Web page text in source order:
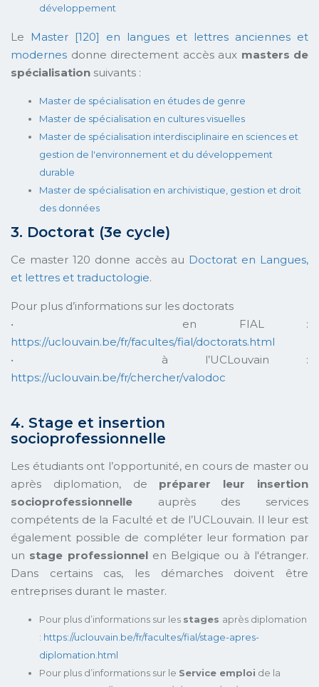
développement
Le Master [120] en langues et lettres anciennes et
modernes donne directement accès aux masters de
spécialisation suivants :
Master de spécialisation en études de genre
Master de spécialisation en cultures visuelles
Master de spécialisation interdisciplinaire en sciences et
gestion de l'environnement et du développement
durable
Master de spécialisation en archivistique, gestion et droit
des données
3. Doctorat (3e cycle)
Ce master 120 donne accès au Doctorat en Langues,
et lettres et traductologie.
Pour plus d’informations sur les doctorats
• en FIAL :
https://uclouvain.be/fr/facultes/fial/doctorats.html
• à l’UCLouvain :
https://uclouvain.be/fr/chercher/valodoc
4. Stage et insertion
socioprofessionnelle
Les étudiants ont l’opportunité, en cours de master ou
après diplomation, de préparer leur insertion
socioprofessionnelle auprès des services
compétents de la Faculté et de l’UCLouvain. Il leur est
également possible de compléter leur formation par
un stage professionnelen Belgique ou à l'étranger.
Dans certains cas, les démarches doivent être
entreprises durant le master.
Pour plus d’informations sur les stages après diplomation
: https://uclouvain.be/fr/facultes/fial/stage-apres-
diplomation.html
Pour plus d’informations sur le Service emploi de la